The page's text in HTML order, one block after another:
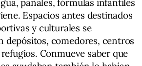
pañales, fórmulas infantiles
Espacios antes destinados
y culturales se
depósitos, comedores, centros
Conmueve saber que